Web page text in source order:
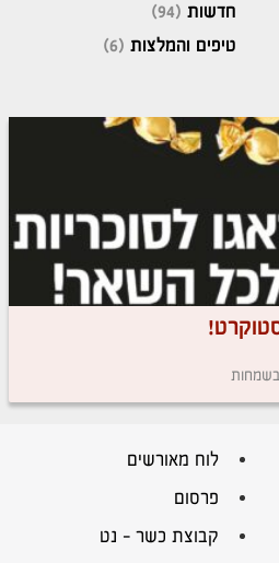
חדשות (94)
טיפים והמלצות (6)
לוח מאורשים
פרסום
קבוצת כשר – נט